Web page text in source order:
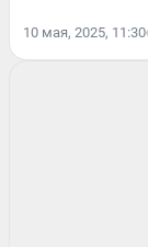
10 мая, 2025, 11:30